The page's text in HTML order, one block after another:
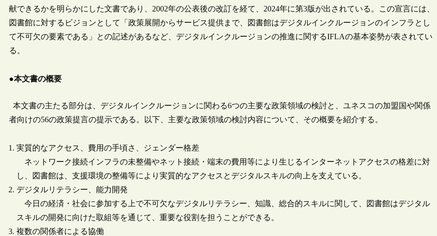
献できるかを明らかにした文書であり、2002年の公表後の改訂を経て、2024年に第3版が出されている。この宣言には、
図書館に対するビジョンとして「政策展開からサービス提供まで、図書館はデジタルインクルージョンのインフラとし
て不可欠の要素である」との記述があるなど、デジタルインクルージョンの推進に関するIFLAの基本姿勢が表されてい
る。
●本文書の概要
本文書の主たる部分は、デジタルインクルージョンに関わる6つの主要な政策領域の検討と、ユネスコの加盟国や関係
者向けの56の政策提言の提示である。以下、主要な政策領域の検討内容について、その概要を紹介する。
実質的なアクセス、費用の手頃さ、ジェンダー格差
ネットワーク接続インフラの未整備やネット接続・端末の費用等により生じるインターネットアクセスの格差に対
し、図書館は、支援環境の整備等により実質的なアクセスとデジタルスキルの向上を支えている。
デジタルリテラシー、能力開発
今日の経済・社会に参加する上で不可欠なデジタルリテラシー、知識、総合的スキルに関して、図書館はデジタル
スキルの開発に向けた取組等を通じて、重要な役割を担うことができる。
複数の関係者による協働